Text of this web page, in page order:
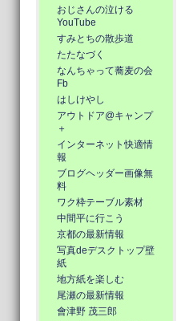
おじさんの泣ける
YouTube
すみとちの散歩道
たたなづく
なんちゃって蕎麦の会
Fb
はしけやし
アウトドア@キャンプ
＋
インターネット快適情
報
ブログヘッダー画像無
料
ワク枠テーブル素材
中間平に行こう
京都の最新情報
写真deデスクトップ壁
紙
地方紙を楽しむ
尾瀬の最新情報
會津野 茂三郎